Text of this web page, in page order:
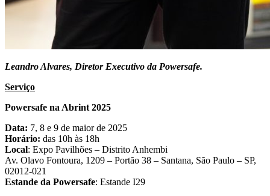
Leandro Alvares, Diretor Executivo da Powersafe.
Serviço
Powersafe na Abrint 2025
Data: 7, 8 e 9 de maior de 2025
Horário: das 10h às 18h
Local: Expo Pavilhões – Distrito Anhembi
Av. Olavo Fontoura, 1209 – Portão 38 – Santana, São Paulo – SP,
02012-021
Estande da Powersafe: Estande I29